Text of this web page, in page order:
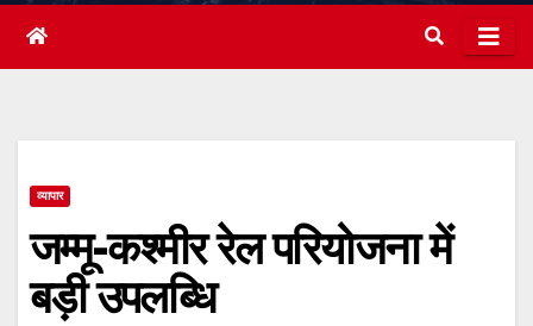
व्यापार
जम्मू-कश्मीर रेल परियोजना में
बड़ी उपलब्धि